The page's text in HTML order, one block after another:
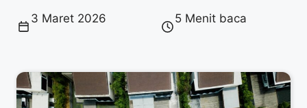
3 Maret 2026 5 Menit baca